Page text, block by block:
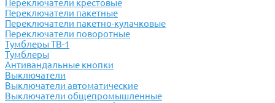
Переключатели крестовые
Переключатели пакетные
Переключатели пакетно-кулачковые
Переключатели поворотные
Тумблеры ТВ-1
Тумблеры
Антивандальные кнопки
Выключатели
Выключатели автоматические
Выключатели общепромышленные